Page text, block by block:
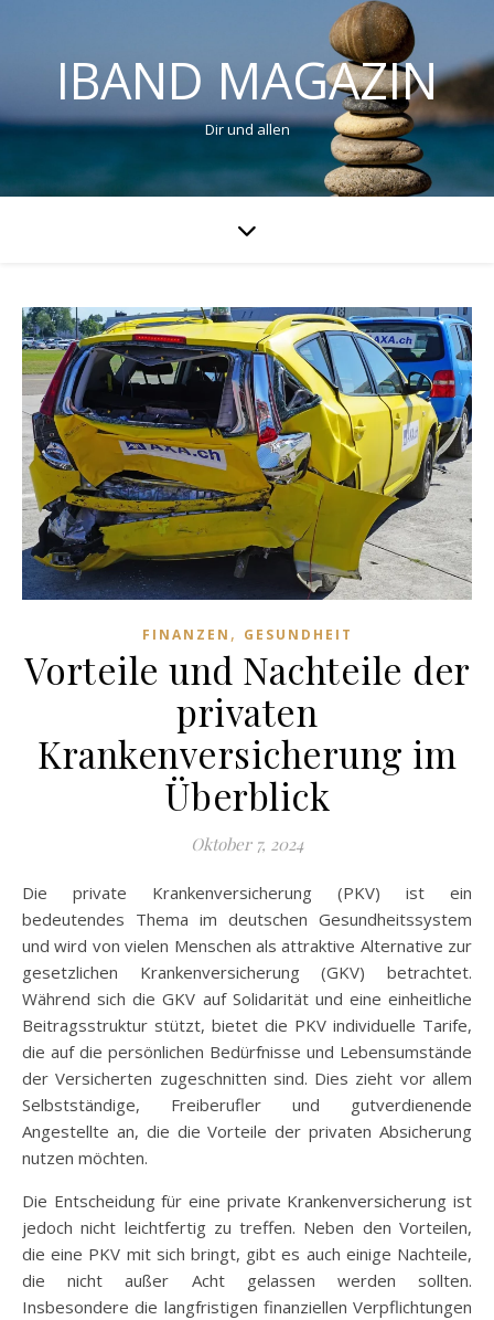
IBAND MAGAZIN
Dir und allen
FINANZEN , GESUNDHEIT
Vorteile und Nachteile der
privaten
Krankenversicherung im
Überblick
Oktober 7, 2024
Die private Krankenversicherung (PKV) ist ein
bedeutendes Thema im deutschen Gesundheitssystem
und wird von vielen Menschen als attraktive Alternative zur
gesetzlichen Krankenversicherung (GKV) betrachtet.
Während sich die GKV auf Solidarität und eine einheitliche
Beitragsstruktur stützt, bietet die PKV individuelle Tarife,
die auf die persönlichen Bedürfnisse und Lebensumstände
der Versicherten zugeschnitten sind. Dies zieht vor allem
Selbstständige, Freiberufler und gutverdienende
Angestellte an, die die Vorteile der privaten Absicherung
nutzen möchten.
Die Entscheidung für eine private Krankenversicherung ist
jedoch nicht leichtfertig zu treffen. Neben den Vorteilen,
die eine PKV mit sich bringt, gibt es auch einige Nachteile,
die nicht außer Acht gelassen werden sollten.
Insbesondere die langfristigen finanziellen Verpflichtungen